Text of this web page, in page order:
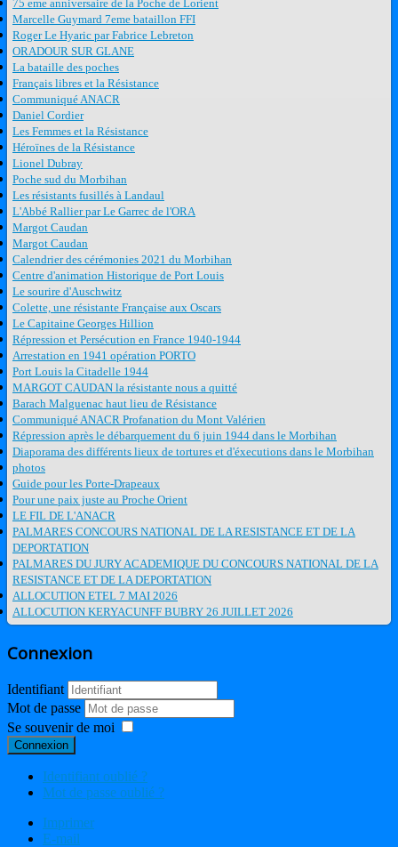
75 eme anniversaire de la Poche de Lorient
Marcelle Guymard 7eme bataillon FFI
Roger Le Hyaric par Fabrice Lebreton
ORADOUR SUR GLANE
La bataille des poches
Français libres et la Résistance
Communiqué ANACR
Daniel Cordier
Les Femmes et la Résistance
Héroïnes de la Résistance
Lionel Dubray
Poche sud du Morbihan
Les résistants fusillés à Landaul
L'Abbé Rallier par Le Garrec de l'ORA
Margot Caudan
Margot Caudan
Calendrier des cérémonies 2021 du Morbihan
Centre d'animation Historique de Port Louis
Le sourire d'Auschwitz
Colette, une résistante Française aux Oscars
Le Capitaine Georges Hillion
Répression et Persécution en France 1940-1944
Arrestation en 1941 opération PORTO
Port Louis la Citadelle 1944
MARGOT CAUDAN la résistante nous a quitté
Barach Malguenac haut lieu de Résistance
Communiqué ANACR Profanation du Mont Valérien
Répression après le débarquement du 6 juin 1944 dans le Morbihan
Diaporama des différents lieux de tortures et d'éxecutions dans le Morbihan
photos
Guide pour les Porte-Drapeaux
Pour une paix juste au Proche Orient
LE FIL DE L'ANACR
PALMARES CONCOURS NATIONAL DE LA RESISTANCE ET DE LA
DEPORTATION
PALMARES DU JURY ACADEMIQUE DU CONCOURS NATIONAL DE LA
RESISTANCE ET DE LA DEPORTATION
ALLOCUTION ETEL 7 MAI 2026
ALLOCUTION KERYACUNFF BUBRY 26 JUILLET 2026
Connexion
Identifiant
Mot de passe
Se souvenir de moi
Connexion
Identifiant oublié ?
Mot de passe oublié ?
Imprimer
E-mail